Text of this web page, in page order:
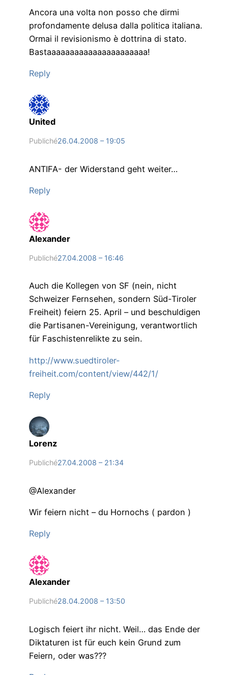
Ancora una volta non posso che dirmi
profondamente delusa dalla politica italiana.
Ormai il revisionismo è dottrina di stato.
Bastaaaaaaaaaaaaaaaaaaaaaa!
Reply
United
Publiché26.04.2008 – 19:05
ANTIFA- der Widerstand geht weiter…
Reply
Alexander
Publiché27.04.2008 – 16:46
Auch die Kollegen von SF (nein, nicht
Schweizer Fernsehen, sondern Süd-Tiroler
Freiheit) feiern 25. April – und beschuldigen
die Partisanen-Vereinigung, verantwortlich
für Faschistenrelikte zu sein.
http://www.suedtiroler-
freiheit.com/content/view/442/1/
Reply
Lorenz
Publiché27.04.2008 – 21:34
@Alexander
Wir feiern nicht – du Hornochs ( pardon )
Reply
Alexander
Publiché28.04.2008 – 13:50
Logisch feiert ihr nicht. Weil… das Ende der
Diktaturen ist für euch kein Grund zum
Feiern, oder was???